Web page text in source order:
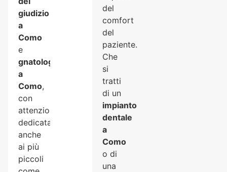
giudizio
a
Como
e
gnatologo
a
Como,
con
attenzione
dedicata
anche
ai più
piccoli
del
comfort
del
paziente.
Che
si
tratti
di un
impianto
dentale
a
Como
o di
una